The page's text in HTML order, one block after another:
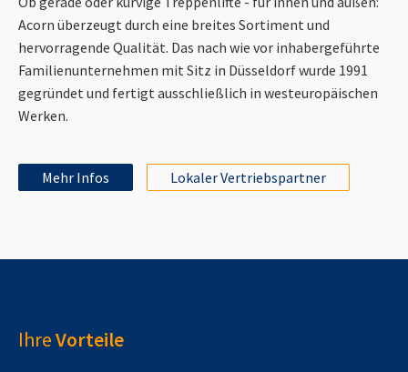
Acorn überzeugt durch eine breites Sortiment und
hervorragende Qualität. Das nach wie vor inhabergeführte
Familienunternehmen mit Sitz in Düsseldorf wurde 1991
gegründet und fertigt ausschließlich in westeuropäischen
Werken.
Mehr Infos Lokaler Vertriebspartner
IhreVorteile